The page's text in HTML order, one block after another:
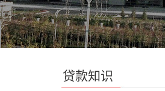
贷款知识